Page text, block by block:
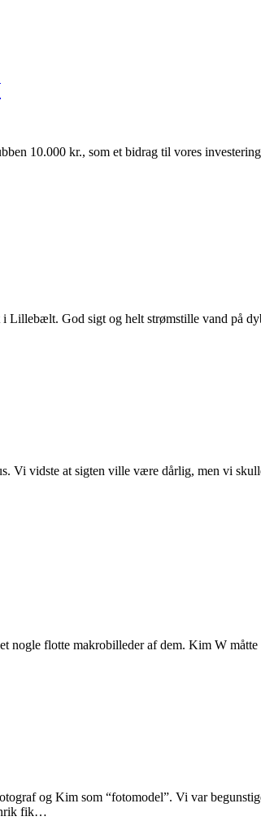
10.000 kr., som et bidrag til vores
Lillebælt. God sigt og helt strømstille vand på
vidste at sigten ville være dårlig, men vi
flotte makrobilleder af dem. Kim W
og Kim som “fotomodel”. Vi var
fik…